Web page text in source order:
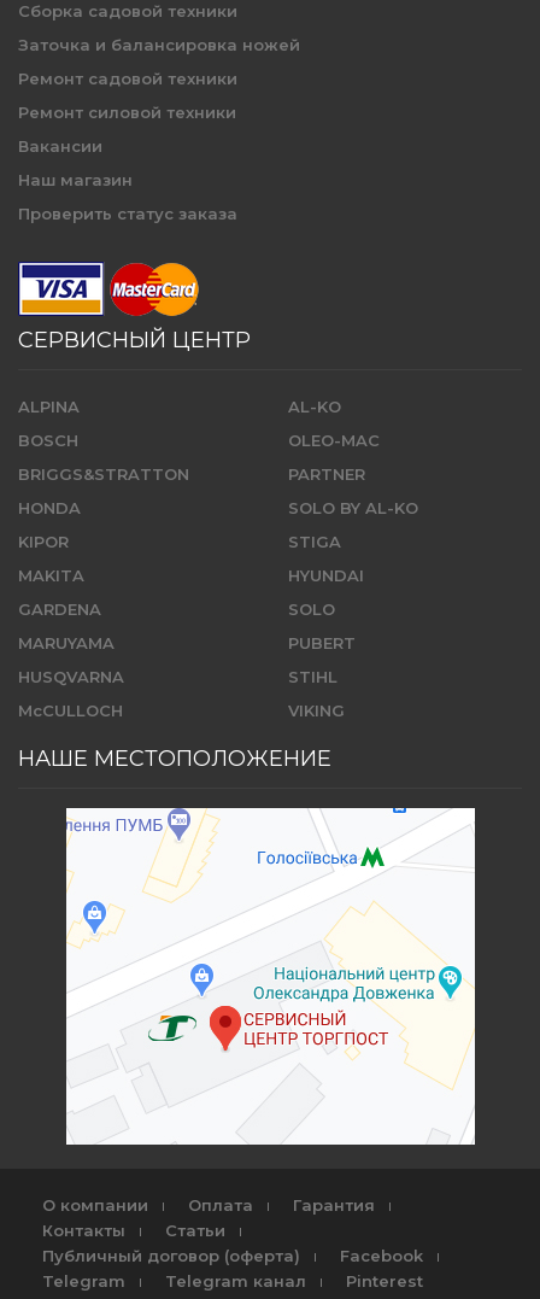
Сборка садовой техники
Заточка и балансировка ножей
Ремонт садовой техники
Ремонт силовой техники
Вакансии
Наш магазин
Проверить статус заказа
СЕРВИСНЫЙ ЦЕНТР
ALPINA
BOSCH
BRIGGS&STRATTON
HONDA
KIPOR
MAKITA
GARDENA
MARUYAMA
HUSQVARNA
McCULLOCH
AL-KO
OLEO-MAC
PARTNER
SOLO BY AL-KO
STIGA
HYUNDAI
SOLO
PUBERT
STIHL
VIKING
НАШЕ МЕСТОПОЛОЖЕНИЕ
О компании Оплата
Гарантия
Контакты
Статьи
Публичный договор (оферта)
Facebook
Telegram
Telegram канал Pinterest